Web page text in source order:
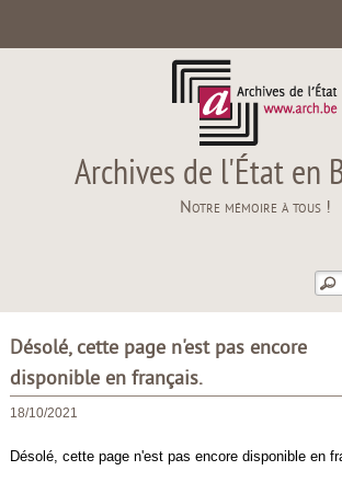
Archives de l'État en
Notre mémoire à tous !
Désolé, cette page n'est pas encore
disponible en français.
18/10/2021
Désolé, cette page n'est pas encore disponible en